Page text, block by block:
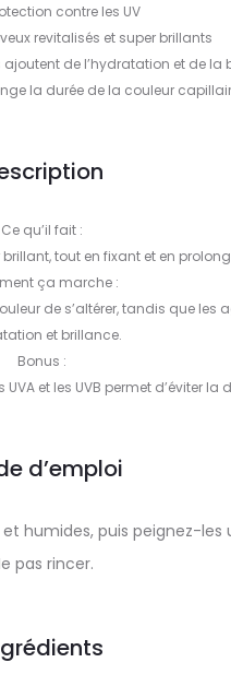
contre les UV
revitalisés et super brillants
ajoutent de l’hydratation et de la
la durée de la couleur
Ce qu’il fait :
tout en fixant et en
ça marche :
de s’altérer, tandis que
et brillance.
Bonus :
et les UVB permet d’éviter la
d’emploi
humides, puis peignez-
pas rincer.